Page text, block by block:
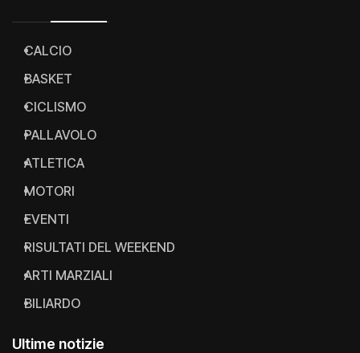
CALCIO
BASKET
CICLISMO
PALLAVOLO
ATLETICA
MOTORI
EVENTI
RISULTATI DEL WEEKEND
ARTI MARZIALI
BILIARDO
Ultime notizie